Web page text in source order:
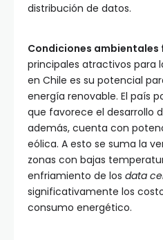
distribución de datos.
Condiciones ambientales
principales atractivos para
en Chile es su potencial
energía renovable. El país
que favorece el desarrollo
además, cuenta con
eólica. A esto se suma la
zonas con bajas
enfriamiento de los data
significativamente los
consumo energético.